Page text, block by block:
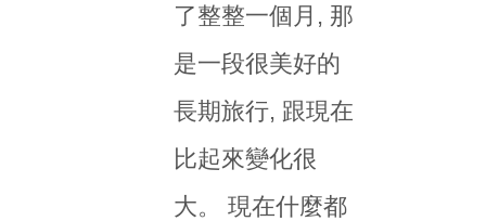
了整整一個月, 那
是一段很美好的
長期旅行, 跟現在
比起來變化很
大。 現在什麼都